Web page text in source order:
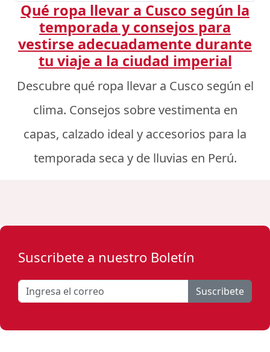
Qué ropa llevar a Cusco según la
temporada y consejos para
vestirse adecuadamente durante
tu viaje a la ciudad imperial
Descubre qué ropa llevar a Cusco según el
clima. Consejos sobre vestimenta en
capas, calzado ideal y accesorios para la
temporada seca y de lluvias en Perú.
Suscribete a nuestro Boletín
Suscribete